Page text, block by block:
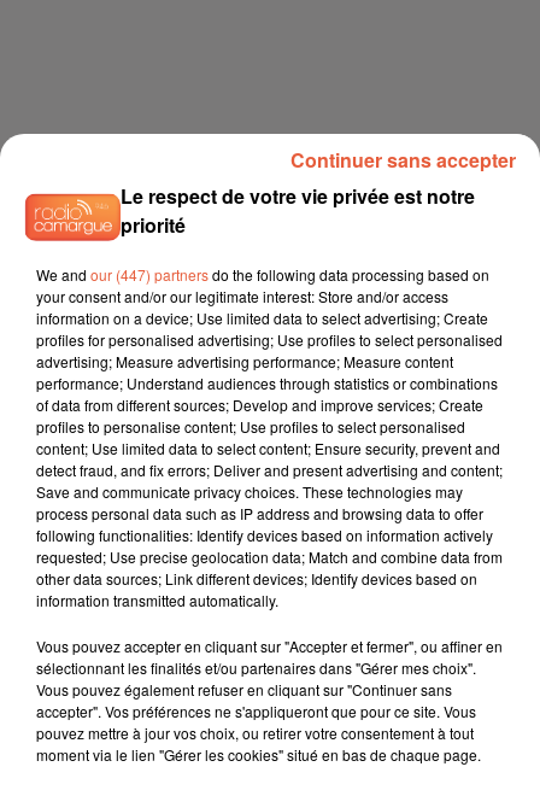
À LA UNE
Le respect de votre vie privée est notre
priorité
We and our (447) partnersdo the following data processing based on
your consent and/or our legitimate interest: Store and/or access
information on a device; Use limited data to select advertising; Create
profiles for personalised advertising; Use profiles to select personalised
advertising; Measure advertising performance; Measure content
performance; Understand audiences through statistics or combinations
of data from different sources; Develop and improve services; Create
profiles to personalise content; Use profiles to select personalised
content; Use limited data to select content; Ensure security, prevent and
detect fraud, and fix errors; Deliver and present advertising and content;
Save and communicate privacy choices. These technologies may
process personal data such as IP address and browsing data to offer
following functionalities: Identify devices based on information actively
requested; Use precise geolocation data; Match and combine data from
other data sources; Link different devices; Identify devices based on
information transmitted automatically.
Vous pouvez accepter en cliquant sur "Accepter et fermer", ou affiner en
sélectionnant les finalités et/ou partenaires dans "Gérer mes choix".
Vous pouvez également refuser en cliquant sur "Continuer sans
accepter". Vos préférences ne s'appliqueront que pour ce site. Vous
pouvez mettre à jour vos choix, ou retirer votre consentement à tout
moment via le lien "Gérer les cookies" situé en bas de chaque page.
Continuer sans accepter